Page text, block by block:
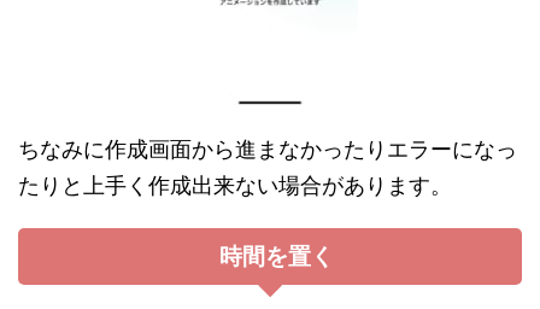
ちなみに作成画面から進まなかったりエラーになっ
たりと上手く作成出来ない場合があります。
時間を置く